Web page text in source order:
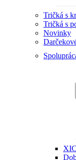
Tričká s
Tričká s
Novinky